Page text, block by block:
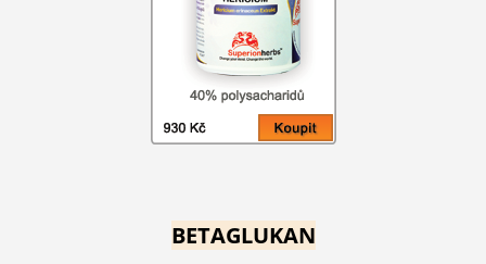
BETAGLUKAN